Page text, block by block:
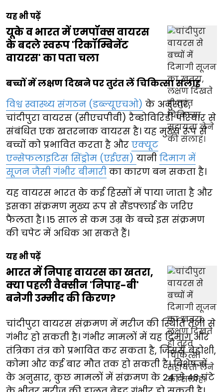
यह भी पढ़ें
यूके व भारत में एमपॉक्स वायरस
के बदले स्वरूप 'रिकॉम्बिनेंट
वायरस' का पता चला
बच्चों में लक्षण दिखने पर तुरंत लें चिकित्सा सलाह
विश्व स्वास्थ्य संगठन (डब्ल्यूएचओ) के अनुसार,
चांदीपुरा वायरस (सीएचपीवी) रैब्डोविरिडी परिवार से
संबंधित एक खतरनाक वायरस है। यह मुख्य रूप से
बच्चों को प्रभावित करता है और एक्यूट
एन्सेफलाइटिस सिंड्रोम (एईएस) यानी दिमाग में
सूजन जैसी गंभीर बीमारी का कारण बन सकता है।
यह वायरस भारत के कई हिस्सों में पाया जाता है और
इसका संक्रमण मुख्य रूप से सैंडफ्लाई के जरिए
फैलता है। 15 साल से कम उम्र के बच्चे इस संक्रमण
की चपेट में अधिक आ सकते हैं।
यह भी पढ़ें
भारत में निपाह वायरस का खतरा,
क्या पहली वैक्सीन 'निपाह-बी'
बनेगी उम्मीद की किरण?
चांदीपुरा वायरस संक्रमण में मरीज की स्थिति तेजी से
गंभीर हो सकती है। गंभीर मामलों में यह दिमाग और
तंत्रिका तंत्र को प्रभावित कर सकता है, जिससे बेहोशी,
कोमा और कई बार मौत तक हो सकती है। विशेषज्ञों
के अनुसार, कुछ मामलों में संक्रमण के 24 से 48 घंटे